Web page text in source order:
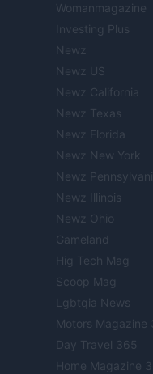
Womanmagazine
Investing Plus
Newz
Newz US
Newz California
Newz Texas
Newz Florida
Newz New York
Newz
Newz Illinois
Newz Ohio
Gameland
Hig Tech Mag
Scoop Mag
Lgbtqia News
Motors Magazine
Day Travel 365
Home Magazine